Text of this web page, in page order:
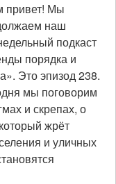
привет! Мы
наш
подкаст
порядка и
Это эпизод 238.
мы поговорим
и скрепах, о
жрёт
и уличных